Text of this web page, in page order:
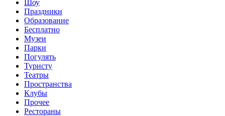
Шоу
Праздники
Образование
Бесплатно
Музеи
Парки
Погулять
Туристу
Театры
Пространства
Клубы
Прочее
Рестораны